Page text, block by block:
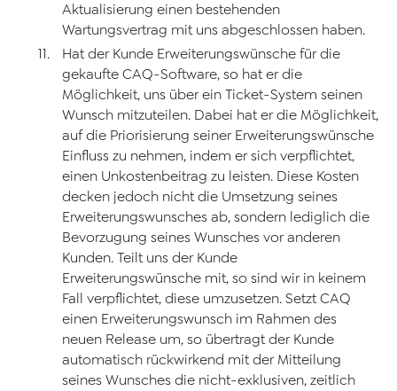
Aktualisierung einen bestehenden
Wartungsvertrag mit uns abgeschlossen haben.
Hat der Kunde Erweiterungswünsche für die
gekaufte CAQ-Software, so hat er die
Möglichkeit, uns über ein Ticket-System seinen
Wunsch mitzuteilen. Dabei hat er die Möglichkeit,
auf die Priorisierung seiner Erweiterungswünsche
Einfluss zu nehmen, indem er sich verpflichtet,
einen Unkostenbeitrag zu leisten. Diese Kosten
decken jedoch nicht die Umsetzung seines
Erweiterungswunsches ab, sondern lediglich die
Bevorzugung seines Wunsches vor anderen
Kunden. Teilt uns der Kunde
Erweiterungswünsche mit, so sind wir in keinem
Fall verpflichtet, diese umzusetzen. Setzt CAQ
einen Erweiterungswunsch im Rahmen des
neuen Release um, so übertragt der Kunde
automatisch rückwirkend mit der Mitteilung
seines Wunsches die nicht-exklusiven, zeitlich